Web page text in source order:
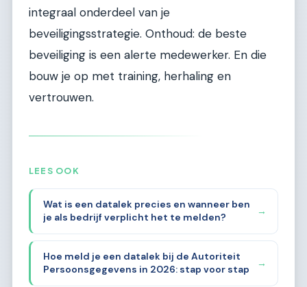
integraal onderdeel van je
beveiligingsstrategie. Onthoud: de beste
beveiliging is een alerte medewerker. En die
bouw je op met training, herhaling en
vertrouwen.
LEES OOK
Wat is een datalek precies en wanneer ben
je als bedrijf verplicht het te melden?
→
Hoe meld je een datalek bij de Autoriteit
Persoonsgegevens in 2026: stap voor stap
→